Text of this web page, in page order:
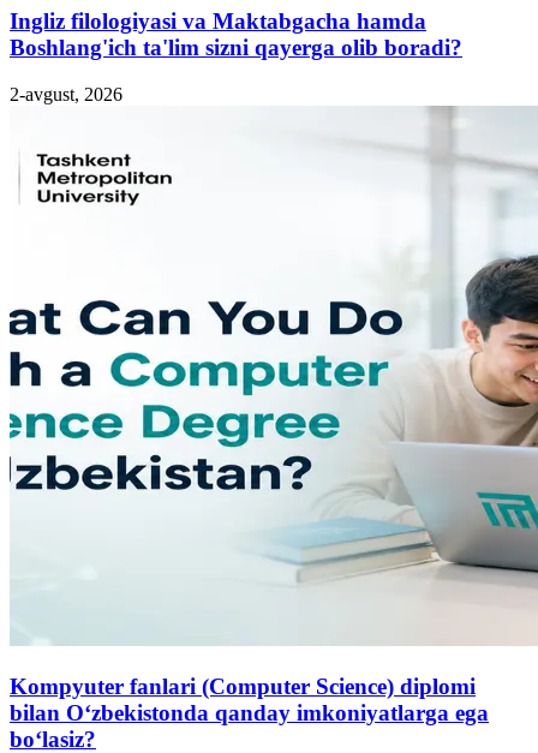
Ingliz filologiyasi va Maktabgacha hamda
Boshlang'ich ta'lim sizni qayerga olib boradi?
2-avgust, 2026
Kompyuter fanlari (Computer Science) diplomi
bilan O‘zbekistonda qanday imkoniyatlarga ega
bo‘lasiz?